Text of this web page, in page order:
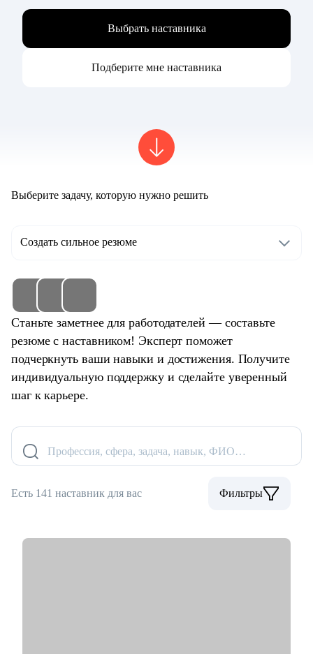
Выбрать наставника
Подберите мне наставника
Выберите задачу, которую нужно решить
Создать сильное резюме
Станьте заметнее для работодателей — составьте
резюме с наставником! Эксперт поможет
подчеркнуть ваши навыки и достижения. Получите
индивидуальную поддержку и сделайте уверенный
шаг к карьере.
Профессия, сфера, задача, навык, ФИО…
Есть 141 наставник для вас Фильтры